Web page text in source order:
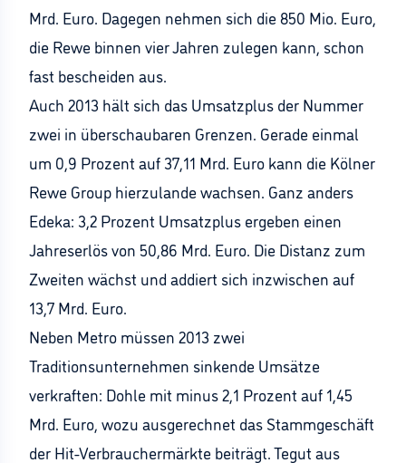
Mrd. Euro. Dagegen nehmen sich die 850 Mio. Euro,
die Rewe binnen vier Jahren zulegen kann, schon
fast bescheiden aus.
Auch 2013 hält sich das Umsatzplus der Nummer
zwei in überschaubaren Grenzen. Gerade einmal
um 0,9 Prozent auf 37,11 Mrd. Euro kann die Kölner
Rewe Group hierzulande wachsen. Ganz anders
Edeka: 3,2 Prozent Umsatzplus ergeben einen
Jahreserlös von 50,86 Mrd. Euro. Die Distanz zum
Zweiten wächst und addiert sich inzwischen auf
13,7 Mrd. Euro.
Neben Metro müssen 2013 zwei
Traditionsunternehmen sinkende Umsätze
verkraften: Dohle mit minus 2,1 Prozent auf 1,45
Mrd. Euro, wozu ausgerechnet das Stammgeschäft
der Hit-Verbrauchermärkte beiträgt. Tegut aus